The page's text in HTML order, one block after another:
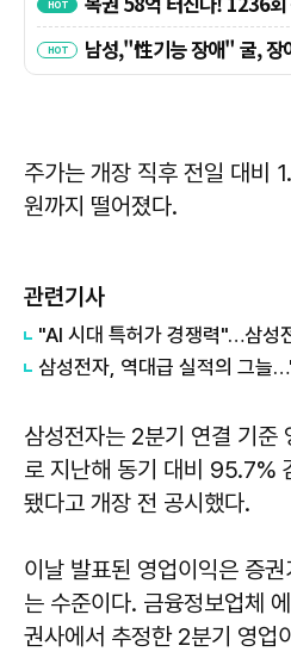
주가는 개장 직후 전일 대비
원까지 떨어졌다.
관련기사
삼성전자는 2분기 연결 기
로 지난해 동기 대비 95.7%
됐다고 개장 전 공시했다.
이날 발표된 영업이익은 증
는 수준이다. 금융정보업체
권사에서 추정한 2분기 영업